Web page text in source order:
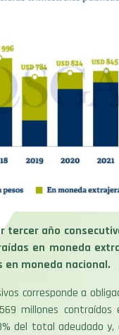
tercer año
en moneda
moneda nacional.
corresponde a
millones
del total adeudado